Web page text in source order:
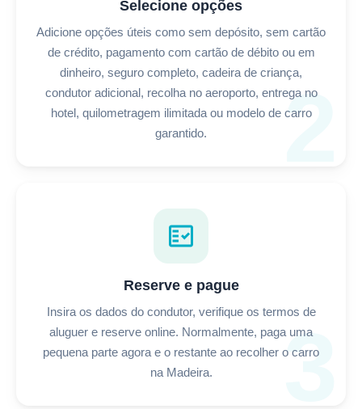
2
Selecione opções
Adicione opções úteis como sem depósito, sem cartão
de crédito, pagamento com cartão de débito ou em
dinheiro, seguro completo, cadeira de criança,
condutor adicional, recolha no aeroporto, entrega no
hotel, quilometragem ilimitada ou modelo de carro
garantido.
3
fact_check
Reserve e pague
Insira os dados do condutor, verifique os termos de
aluguer e reserve online. Normalmente, paga uma
pequena parte agora e o restante ao recolher o carro
na Madeira.